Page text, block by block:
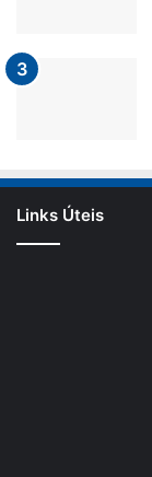
Links Úteis